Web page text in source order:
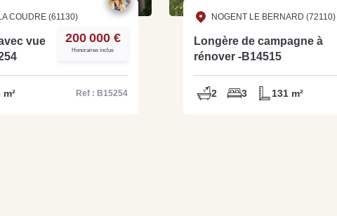
COUDRE (61130)
vue
200 000 €
Honoraires inclus
m² Ref : B15254
NOGENT LE BERNARD (72110)
Longère de campagne à
rénover -B14515
2 3 131 m²